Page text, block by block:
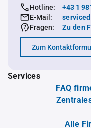
Hotline:
+43 1
E-Mail:
Fragen:
Zu den
Zum
Services
FAQ
Alle